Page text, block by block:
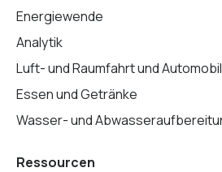
Energiewende
Analytik
Luft- und Raumfahrt und
Essen und Getränke
Wasser- und
Ressourcen